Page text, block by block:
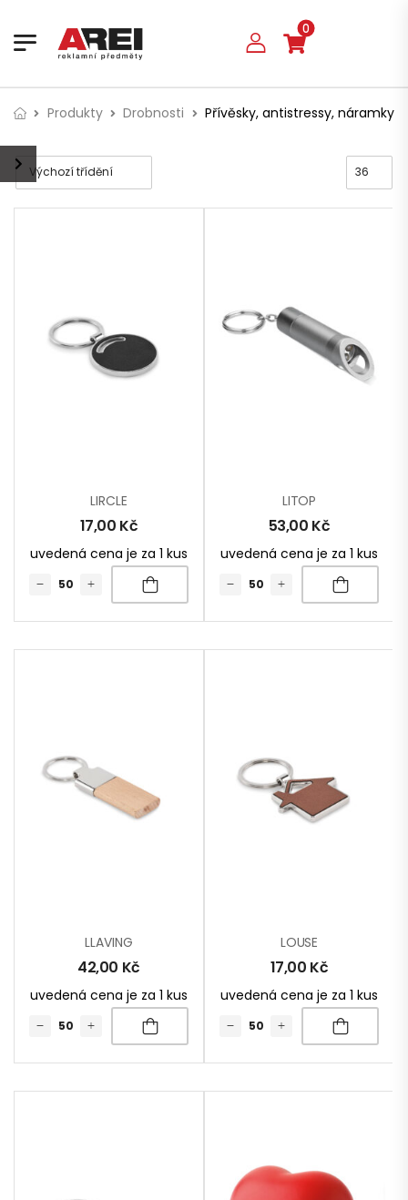
0
Produkty Drobnosti Přívěsky, antistressy, náramky
LIRCLE
17,00 Kč
uvedená cena je za 1 kus
LITOP
53,00 Kč
uvedená cena je za 1 kus
LLAVING
42,00 Kč
uvedená cena je za 1 kus
LOUSE
17,00 Kč
uvedená cena je za 1 kus